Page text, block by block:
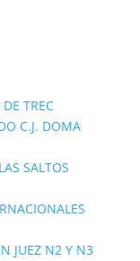
TREC
C.J. DOMA
SALTOS
JUEZ N2 Y N3